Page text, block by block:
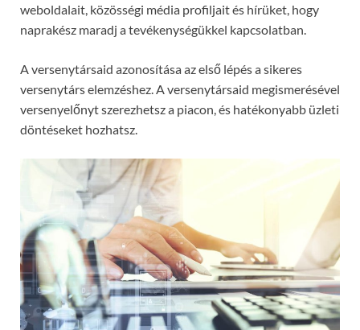
weboldalait, közösségi média profiljait és hírüket, hogy
naprakész maradj a tevékenységükkel kapcsolatban.
A versenytársaid azonosítása az első lépés a sikeres
versenytárs elemzéshez. A versenytársaid megismerésével
versenyelőnyt szerezhetsz a piacon, és hatékonyabb üzleti
döntéseket hozhatsz.